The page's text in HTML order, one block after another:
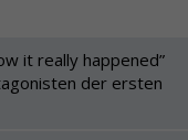
it really happened”
der ersten